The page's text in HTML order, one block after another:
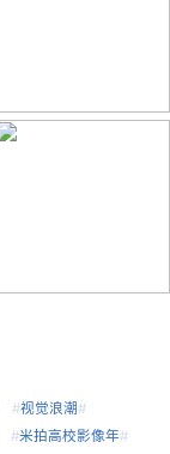
#视觉浪潮 #
#米拍高校影像年#